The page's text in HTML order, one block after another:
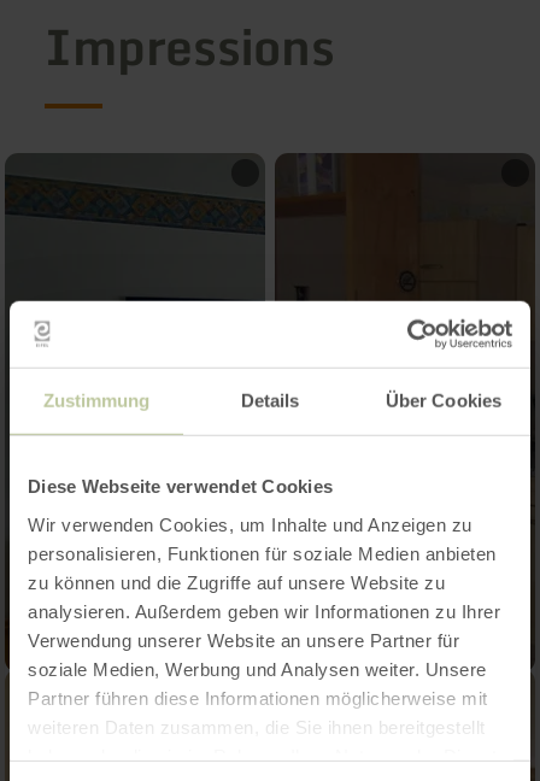
Zustimmung Details Über Cookies
Diese Webseite verwendet Cookies
Wir verwenden Cookies, um Inhalte und Anzeigen zu
personalisieren, Funktionen für soziale Medien anbieten
zu können und die Zugriffe auf unsere Website zu
analysieren. Außerdem geben wir Informationen zu Ihrer
Verwendung unserer Website an unsere Partner für
soziale Medien, Werbung und Analysen weiter. Unsere
Partner führen diese Informationen möglicherweise mit
weiteren Daten zusammen, die Sie ihnen bereitgestellt
Impressions